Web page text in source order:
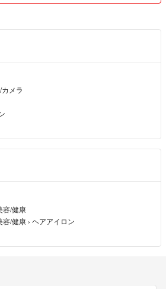
メラ
容/健康
容/健康 › ヘアアイロン